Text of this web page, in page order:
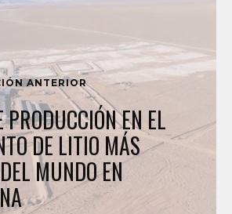
ANTERIOR
PRODUCCIÓN EN EL
DE LITIO MÁS
MUNDO EN